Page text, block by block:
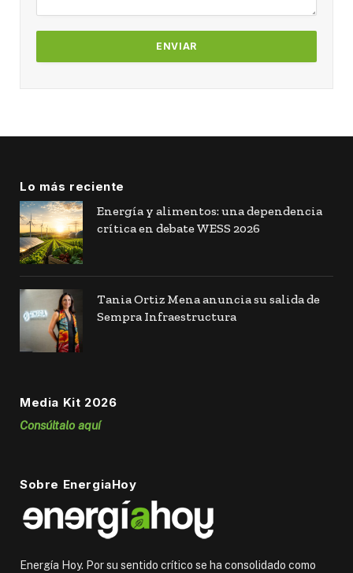
Lo más reciente
Energía y alimentos: una dependencia
crítica en debate WESS 2026
Tania Ortiz Mena anuncia su salida de
Sempra Infraestructura
Media Kit 2026
Consúltalo aquí
Sobre EnergiaHoy
Energía Hoy. Por su sentido crítico se ha consolidado como